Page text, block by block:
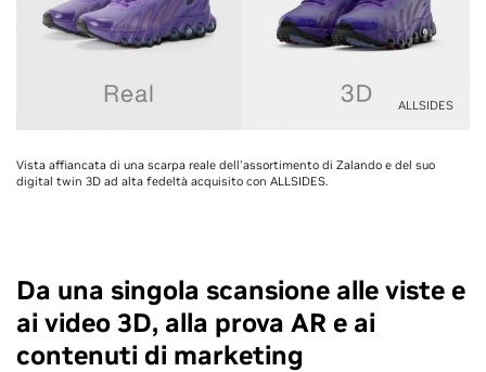
ALLSIDES
Vista affiancata di una scarpa reale dell'assortimento di Zalando e del suo
digital twin 3D ad alta fedeltà acquisito con ALLSIDES.
Da una singola scansione alle viste e
ai video 3D, alla prova AR e ai
contenuti di marketing